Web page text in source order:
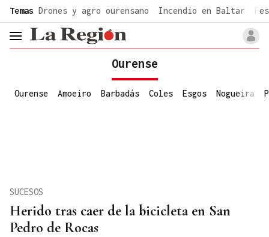
Temas Drones y agro ourensano Incendio en Baltar
header.menu.open
Ourense
Ourense Amoeiro Barbadás Coles Esgos Nogueira
Herido tras caer de la bicicleta en San
Pedro de Rocas
SUCESOS